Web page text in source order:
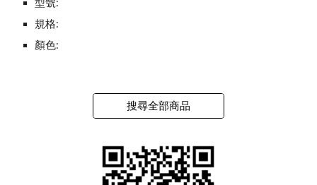
型號:
規格:
顏色:
搜尋全部商品